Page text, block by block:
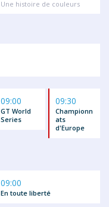
Une histoire de couleurs
09:00
GT World
Series
09:30
Championn
ats
d'Europe
09:00
En toute liberté